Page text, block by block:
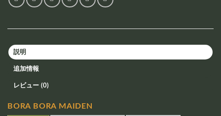
説明
追加情報
レビュー (0)
BORA BORA MAIDEN